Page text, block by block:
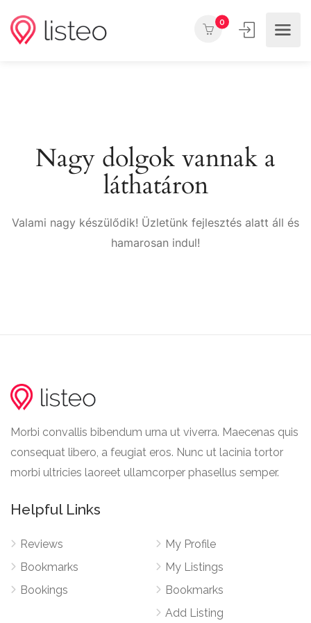
0
Nagy dolgok vannak a
láthatáron
Valami nagy készülődik! Üzletünk fejlesztés alatt áll és
hamarosan indul!
Morbi convallis bibendum urna ut viverra. Maecenas quis
consequat libero, a feugiat eros. Nunc ut lacinia tortor
morbi ultricies laoreet ullamcorper phasellus semper.
Helpful Links
Reviews
Bookmarks
Bookings
My Profile
My Listings
Bookmarks
Add Listing